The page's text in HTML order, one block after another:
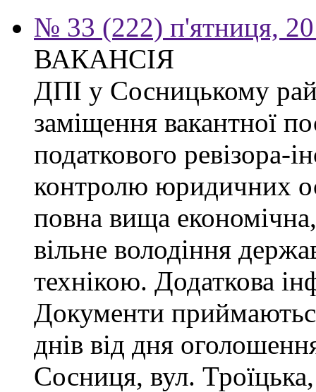
№ 33 (222) п'ятниця,
ВАКАНСІЯ
ДПІ у Сосницькому
заміщення вакантної
податкового ревізора-
контролю юридичних
повна вища
вільне володіння
технікою. Додаткова
Документи
днів від дня
Сосниця, вул.